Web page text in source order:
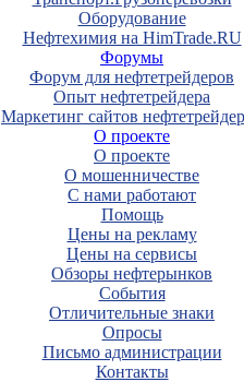
Оборудование
Нефтехимия на HimTrade.RU
Форумы
Форум для нефтетрейдеров
Опыт нефтетрейдера
Маркетинг сайтов
О проекте
О проекте
О мошенничестве
С нами работают
Помощь
Цены на рекламу
Цены на сервисы
Обзоры нефтерынков
События
Отличительные знаки
Опросы
Письмо администрации
Контакты